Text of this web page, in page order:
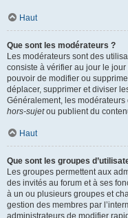
Haut
Que sont les modérateurs ?
Les modérateurs sont des
consiste à vérifier au jour le
pouvoir de modifier ou
déplacer, supprimer et diviser
Généralement, les
hors-sujetou publient du
Haut
Que sont les groupes
Les groupes permettent aux
des invités au forum et à ses
à un ou plusieurs groupes et
gestion des membres par
administrateurs de modifier